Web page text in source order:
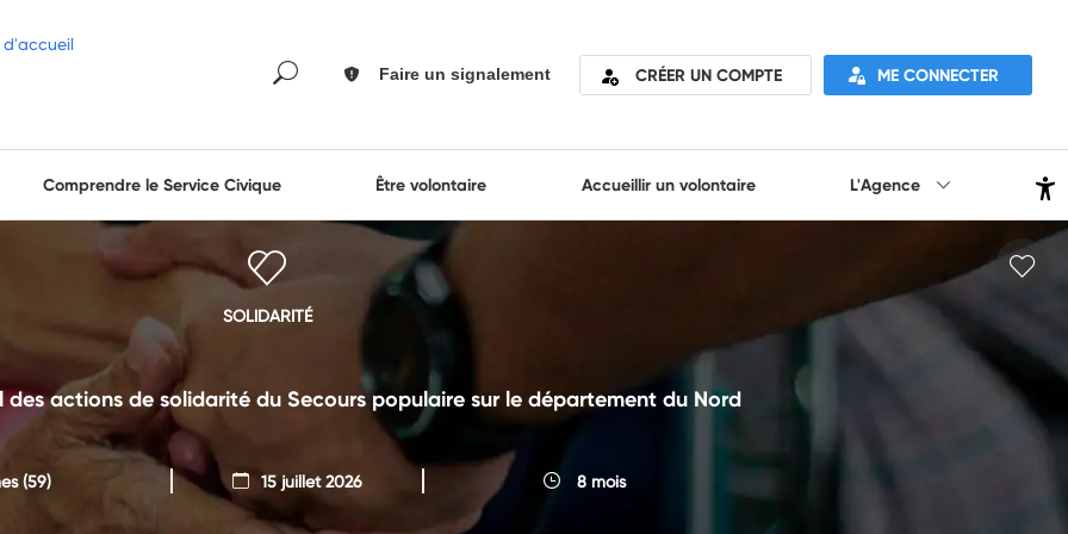
Faire un signalement CRÉER UN COMPTE ME CONNECTER
Comprendre le Service Civique Être volontaire Accueillir un volontaire L'Agence
SOLIDARITÉ
actions de solidarité du Secours populaire sur le département du Nord
(59) 15 juillet 2026 8 mois